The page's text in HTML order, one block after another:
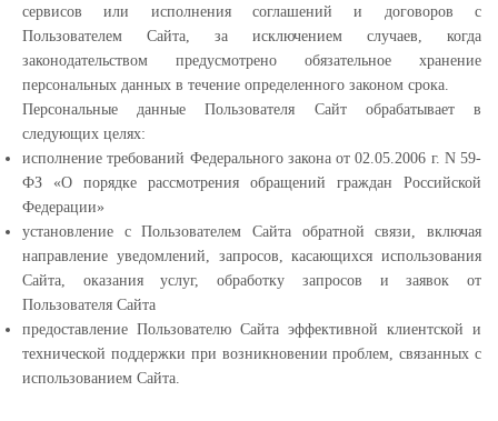
сервисов или исполнения соглашений и договоров с
Пользователем Сайта, за исключением случаев, когда
законодательством предусмотрено обязательное хранение
персональных данных в течение определенного законом срока.
Персональные данные Пользователя Сайт обрабатывает в
следующих целях:
исполнение требований Федерального закона от 02.05.2006 г. N 59-
ФЗ «О порядке рассмотрения обращений граждан Российской
Федерации»
установление с Пользователем Сайта обратной связи, включая
направление уведомлений, запросов, касающихся использования
Сайта, оказания услуг, обработку запросов и заявок от
Пользователя Сайта
предоставление Пользователю Сайта эффективной клиентской и
технической поддержки при возникновении проблем, связанных с
использованием Сайта.